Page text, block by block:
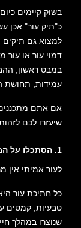
בשוק קיימים
כ"תיק עור" אכן
למצוא גם תיקים
דמוי עור או עור
במבט ראשון,
עמידות, תחושת
אם אתם
שיעזרו לכם
1. הסתכלו על המרקם
לעור אמיתי אין
כל חתיכת עור
טבעיות, קמטים
שנוצרו במהלך